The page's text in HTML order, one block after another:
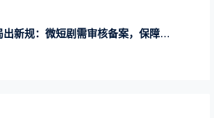
：微短剧需审核备案，保障行业健康繁荣发展